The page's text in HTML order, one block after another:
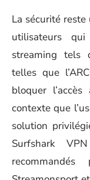
La sécurité
utilisateurs
streaming tels
telles que
bloquer
contexte que
solution
Surfshark